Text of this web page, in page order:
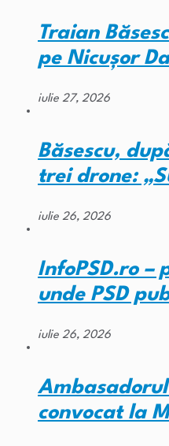
Traian
pe Nicușor
iulie 27, 2026
Băsescu,
trei drone:
iulie 26, 2026
InfoPSD.ro –
unde PSD
iulie 26, 2026
convocat la